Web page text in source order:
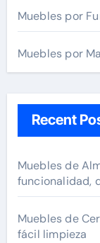
r
:
Muebles por
Muebles por
Recent
Muebles de
funcionalidad,
Muebles de
fácil limpieza